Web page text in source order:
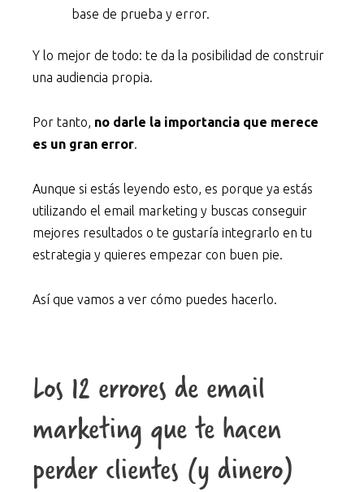
base de prueba y error.
Y lo mejor de todo: te da la posibilidad de construir
una audiencia propia.
Por tanto, no darle la importancia que merece
es un gran error
Aunque si estás leyendo esto, es porque ya estás
utilizando el email marketing y buscas conseguir
mejores resultados o te gustaría integrarlo en tu
estrategia y quieres empezar con buen pie.
Así que vamos a ver cómo puedes hacerlo.
Los 12 errores de email
marketing que te hacen
perder clientes (y dinero)